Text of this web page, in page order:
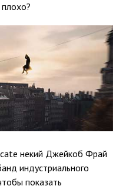
некий Джейкоб Фрай
индустриального
показать